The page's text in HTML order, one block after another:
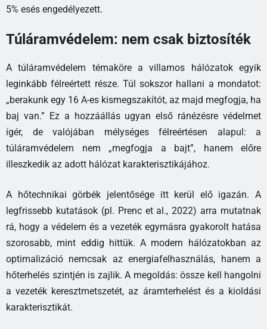
5% esés engedélyezett.
Túláramvédelem: nem csak biztosíték
A túláramvédelem témaköre a villamos hálózatok egyik
leginkább félreértett része. Túl sokszor hallani a mondatot:
„berakunk egy 16 A-es kismegszakítót, az majd megfogja, ha
baj van.” Ez a hozzáállás ugyan első ránézésre védelmet
ígér, de valójában mélységes félreértésen alapul: a
túláramvédelem nem „megfogja a bajt”, hanem előre
illeszkedik az adott hálózat karakterisztikájához.
A hőtechnikai görbék jelentősége itt kerül elő igazán. A
legfrissebb kutatások (pl. Prenc et al., 2022) arra mutatnak
rá, hogy a védelem és a vezeték egymásra gyakorolt hatása
szorosabb, mint eddig hittük. A modern hálózatokban az
optimalizáció nemcsak az energiafelhasználás, hanem a
hőterhelés szintjén is zajlik. A megoldás: össze kell hangolni
a vezeték keresztmetszetét, az áramterhelést és a kioldási
karakterisztikát.